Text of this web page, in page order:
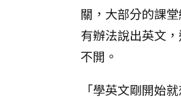
關，大部分的課
有辦法說出英文
不開。
「學英文剛開始